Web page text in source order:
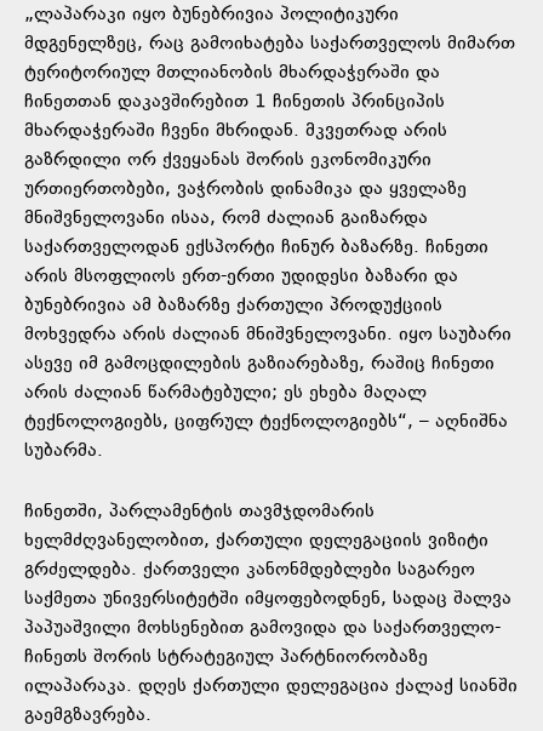
„ლაპარაკი იყო ბუნებრივია პოლიტიკური
მდგენელზეც, რაც გამოიხატება საქართველოს მიმართ
ტერიტორიულ მთლიანობის მხარდაჭერაში და
ჩინეთთან დაკავშირებით 1 ჩინეთის პრინციპის
მხარდაჭერაში ჩვენი მხრიდან. მკვეთრად არის
გაზრდილი ორ ქვეყანას შორის ეკონომიკური
ურთიერთობები, ვაჭრობის დინამიკა და ყველაზე
მნიშვნელოვანი ისაა, რომ ძალიან გაიზარდა
საქართველოდან ექსპორტი ჩინურ ბაზარზე. ჩინეთი
არის მსოფლიოს ერთ-ერთი უდიდესი ბაზარი და
ბუნებრივია ამ ბაზარზე ქართული პროდუქციის
მოხვედრა არის ძალიან მნიშვნელოვანი. იყო საუბარი
ასევე იმ გამოცდილების გაზიარებაზე, რაშიც ჩინეთი
არის ძალიან წარმატებული; ეს ეხება მაღალ
ტექნოლოგიებს, ციფრულ ტექნოლოგიებს“, – აღნიშნა
სუბარმა.
ჩინეთში, პარლამენტის თავმჯდომარის
ხელმძღვანელობით, ქართული დელეგაციის ვიზიტი
გრძელდება. ქართველი კანონმდებლები საგარეო
საქმეთა უნივერსიტეტში იმყოფებოდნენ, სადაც შალვა
პაპუაშვილი მოხსენებით გამოვიდა და საქართველო-
ჩინეთს შორის სტრატეგიულ პარტნიორობაზე
ილაპარაკა. დღეს ქართული დელეგაცია ქალაქ სიანში
გაემგზავრება.